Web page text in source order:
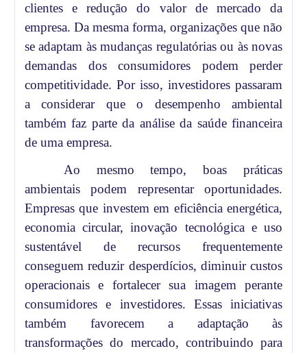
clientes e redução do valor de mercado da
empresa. Da mesma forma, organizações que não
se adaptam às mudanças regulatórias ou às novas
demandas dos consumidores podem perder
competitividade. Por isso, investidores passaram
a considerar que o desempenho ambiental
também faz parte da análise da saúde financeira
de uma empresa.
Ao mesmo tempo, boas práticas
ambientais podem representar oportunidades.
Empresas que investem em eficiência energética,
economia circular, inovação tecnológica e uso
sustentável de recursos frequentemente
conseguem reduzir desperdícios, diminuir custos
operacionais e fortalecer sua imagem perante
consumidores e investidores. Essas iniciativas
também favorecem a adaptação às
transformações do mercado, contribuindo para